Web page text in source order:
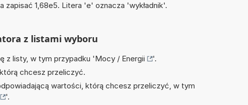
zapisać 1,68e5. Litera 'e' oznacza 'wykładnik'.
z listami wyboru
z listy, w tym przypadku 'Mocy / Energii
'.
chcesz przeliczyć.
wartości, którą chcesz przeliczyć, w tym
'.